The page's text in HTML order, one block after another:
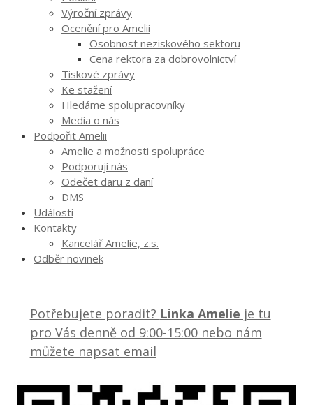
Výroční zprávy
Ocenění pro Amelii
Osobnost neziskového sektoru
Cena rektora za dobrovolnictví
Tiskové zprávy
Ke stažení
Hledáme spolupracovníky
Media o nás
Podpořit Amelii
Amelie a možnosti spolupráce
Podporují nás
Odečet daru z daní
DMS
Události
Kontakty
Kancelář Amelie, z.s.
Odběr novinek
Potřebujete poradit? Linka Amelie je tu
pro Vás denně od 9:00-15:00 nebo nám
můžete napsat email